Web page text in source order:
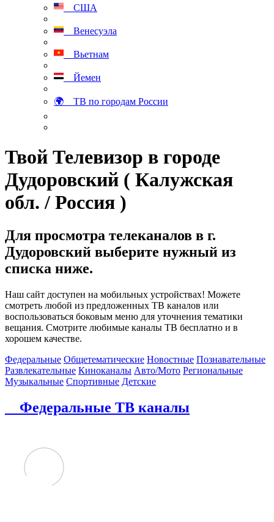
США
Венесуэла
Вьетнам
Йемен
🌍 ТВ по городам России
Твой Телевизор в городе
Дудоровский ( Калужская
обл. / Россия )
Для просмотра телеканалов в г.
Дудоровский выберите нужный из
списка ниже.
Наш сайт доступен на мобильных устройствах! Можете
смотреть любой из предложенных ТВ каналов или
воспользоваться боковым меню для уточнения тематики
вещания. Смотрите любимые каналы ТВ бесплатно и в
хорошем качестве.
Федеральные Общетематические Новостные Познавательные
Развлекательные Киноканалы Авто/Мото Региональные
Музыкальные Спортивные Детские
Федеральные ТВ каналы